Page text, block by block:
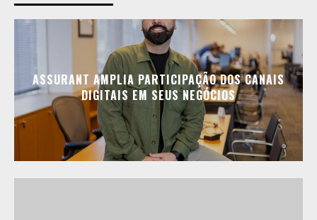
ASSURANT AMPLIA PARTICIPAÇÃO DOS CANAIS
DIGITAIS EM SEUS NEGÓCIOS